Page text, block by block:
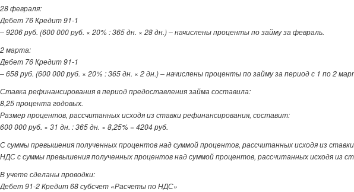
28 февраля:
Дебет 76 Кредит 91-1
– 9206 руб. (600 000 руб. × 20% : 365 дн. × 28 дн.) – начислены проценты по займу за февраль.
2 марта:
Дебет 76 Кредит 91-1
– 658 руб. (600 000 руб. × 20% : 365 дн. × 2 дн.) – начислены проценты по займу за период с 1 по 2
Ставка рефинансирования в период предоставления займа составила:
8,25 процента годовых.
Размер процентов, рассчитанных исходя из ставки рефинансирования, составит:
600 000 руб. × 31 дн. : 365 дн. × 8,25% = 4204 руб.
С суммы превышения полученных процентов над суммой процентов, рассчитанных исходя из
НДС с суммы превышения полученных процентов над суммой процентов, рассчитанных исходя из
В учете сделаны проводки:
Дебет 91-2 Кредит 68 субсчет «Расчеты по НДС»